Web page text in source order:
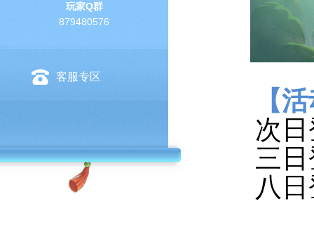
玩家Q群
879480576
客服专区
【
次
三
八